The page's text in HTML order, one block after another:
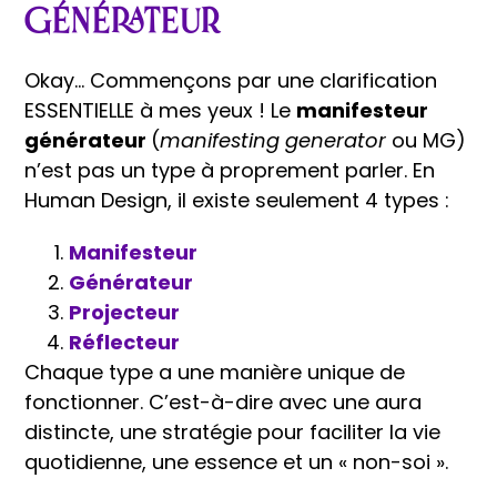
générateur
Okay… Commençons par une clarification
ESSENTIELLE à mes yeux ! Le manifesteur
générateur (manifesting generator ou MG)
n’est pas un type à proprement parler. En
Human Design, il existe seulement 4 types :
Manifesteur
Générateur
Projecteur
Réflecteur
Chaque type a une manière unique de
fonctionner. C’est-à-dire avec une aura
distincte, une stratégie pour faciliter la vie
quotidienne, une essence et un « non-soi ».